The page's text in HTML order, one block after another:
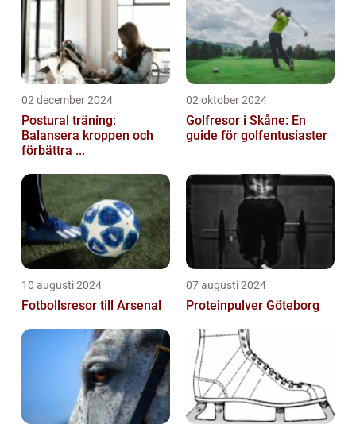
02 december 2024
Postural träning:
Balansera kroppen och
förbättra ...
02 oktober 2024
Golfresor i Skåne: En
guide för golfentusiaster
10 augusti 2024
Fotbollsresor till Arsenal
07 augusti 2024
Proteinpulver Göteborg